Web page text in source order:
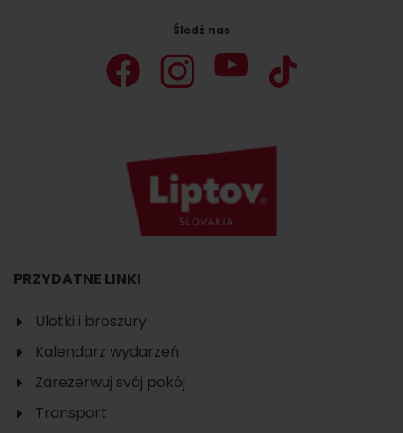
Śledź nas
PRZYDATNE LINKI
Ulotki i broszury
Kalendarz wydarzeń
Zarezerwuj svój pokój
Transport